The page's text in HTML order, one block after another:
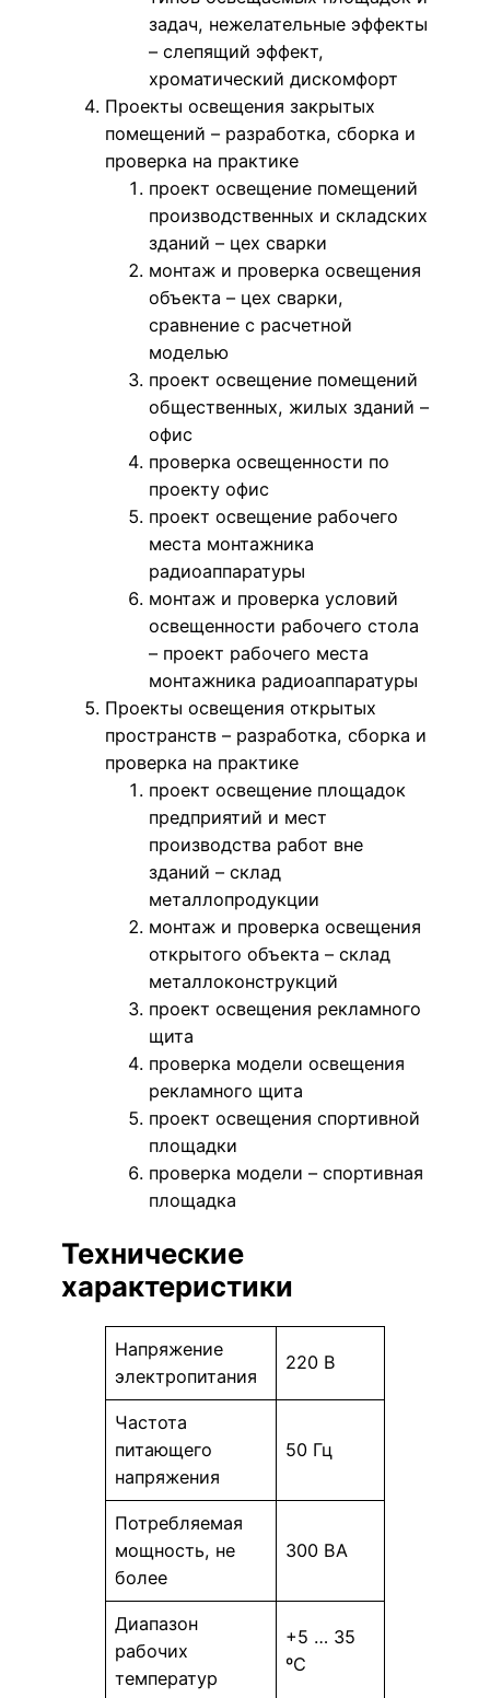
задач, нежелательные эффекты
– слепящий эффект,
хроматический дискомфорт
Проекты освещения закрытых
помещений – разработка, сборка и
проверка на практике
проект освещение помещений
производственных и складских
зданий – цех сварки
монтаж и проверка освещения
объекта – цех сварки,
сравнение с расчетной
моделью
проект освещение помещений
общественных, жилых зданий –
офис
проверка освещенности по
проекту офис
проект освещение рабочего
места монтажника
радиоаппаратуры
монтаж и проверка условий
освещенности рабочего стола
– проект рабочего места
монтажника радиоаппаратуры
Проекты освещения открытых
пространств – разработка, сборка и
проверка на практике
проект освещение площадок
предприятий и мест
производства работ вне
зданий – склад
металлопродукции
монтаж и проверка освещения
открытого объекта – склад
металлоконструкций
проект освещения рекламного
щита
проверка модели освещения
рекламного щита
проект освещения спортивной
площадки
проверка модели – спортивная
площадка
Технические
характеристики
Напряжение
электропитания
220 В
Частота
питающего
напряжения
50 Гц
Потребляемая
мощность, не
более
300 ВА
Диапазон
рабочих
температур
+5 … 35
ºС